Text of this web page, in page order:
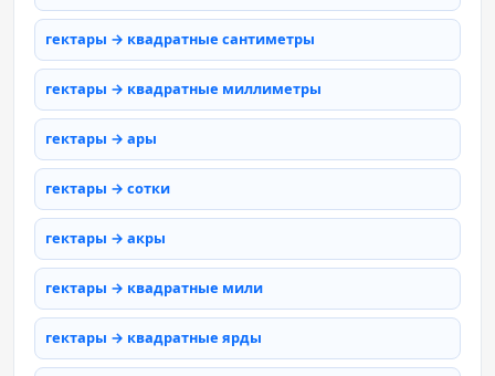
гектары → квадратные сантиметры
гектары → квадратные миллиметры
гектары → ары
гектары → сотки
гектары → акры
гектары → квадратные мили
гектары → квадратные ярды